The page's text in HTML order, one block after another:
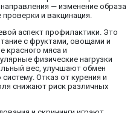
— изменение образа
и вакцинация.
аспект профилактики. Это
с фруктами, овощами и
красного мяса и
физические нагрузки
вес, улучшают обмен
Отказ от курения и
снижают риск различных